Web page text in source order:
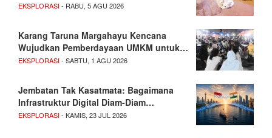
EKSPLORASI- RABU, 5 AGU 2026
Karang Taruna Margahayu Kencana
Wujudkan Pemberdayaan UMKM untuk…
EKSPLORASI- SABTU, 1 AGU 2026
Jembatan Tak Kasatmata: Bagaimana
Infrastruktur Digital Diam-Diam…
EKSPLORASI- KAMIS, 23 JUL 2026